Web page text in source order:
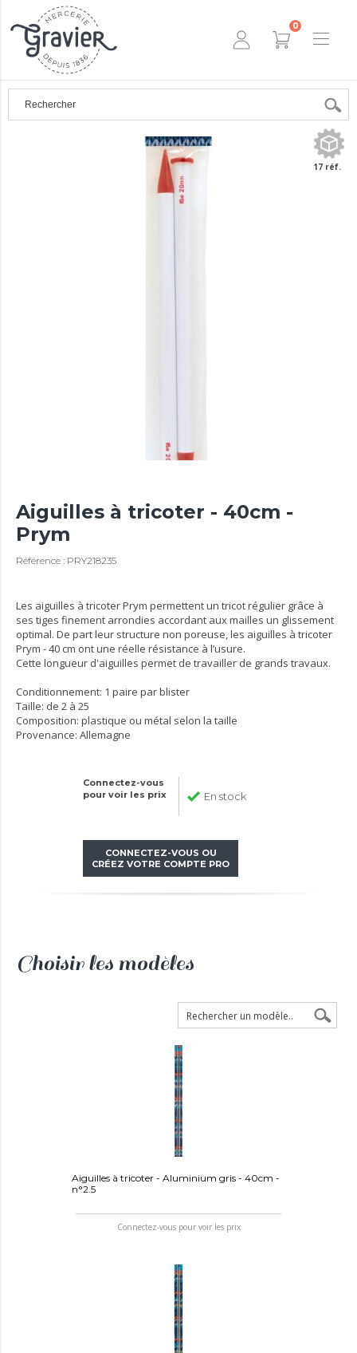
0
17 réf.
Aiguilles à tricoter - 40cm -
Prym
Référence : PRY218235
Les aiguilles à tricoter Prym permettent un tricot régulier grâce à
ses tiges finement arrondies accordant aux mailles un glissement
optimal. De part leur structure non poreuse, les aiguilles à tricoter
Prym - 40 cm ont une réelle résistance à l’usure.
Cette longueur d'aiguilles permet de travailler de grands travaux.
Conditionnement: 1 paire par blister
Taille: de 2 à 25
Composition: plastique ou métal selon la taille
Provenance: Allemagne
Connectez-vous
pour voir les prix
En stock
CONNECTEZ-VOUS OU
CRÉEZ VOTRE COMPTE PRO
Choisir les modèles
Aiguilles à tricoter - Aluminium gris - 40cm -
n°2.5
Connectez-vous pour voir les prix